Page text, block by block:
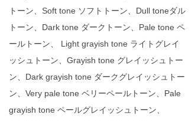
トーン、Soft tone ソフトトーン、Dull toneダル
トーン、Dark tone ダークトーン、Pale tone ペ
ールトーン、 Light grayish tone ライトグレイ
ッシュトーン、Grayish tone グレイッシュトー
ン、Dark grayish tone ダークグレイッシュトー
ン、Very pale tone ベリーペールトーン、Pale
grayish tone ペールグレイッシュトーン、